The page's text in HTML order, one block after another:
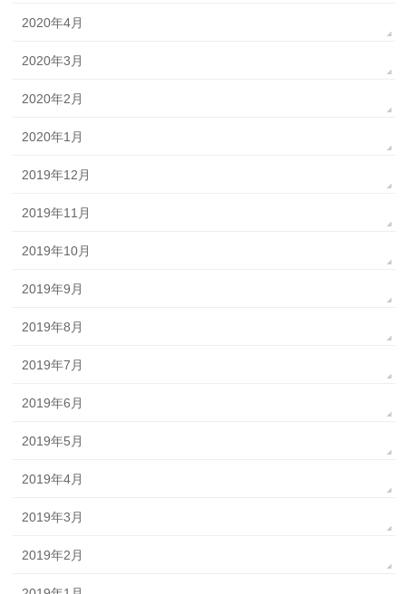
2020年4月
2020年3月
2020年2月
2020年1月
2019年12月
2019年11月
2019年10月
2019年9月
2019年8月
2019年7月
2019年6月
2019年5月
2019年4月
2019年3月
2019年2月